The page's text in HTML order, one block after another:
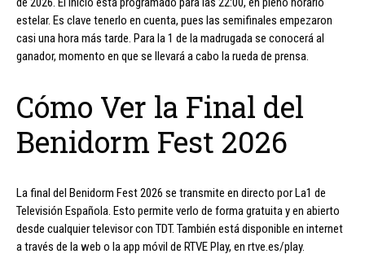
estelar. Es clave tenerlo en cuenta, pues las semifinales empezaron
casi una hora más tarde. Para la 1 de la madrugada se conocerá al
ganador, momento en que se llevará a cabo la rueda de prensa.
Cómo Ver la Final del
Benidorm Fest 2026
La final del Benidorm Fest 2026 se transmite en directo por La1 de
Televisión Española. Esto permite verlo de forma gratuita y en abierto
desde cualquier televisor con TDT. También está disponible en internet
a través de la web o la app móvil de RTVE Play, en rtve.es/play.